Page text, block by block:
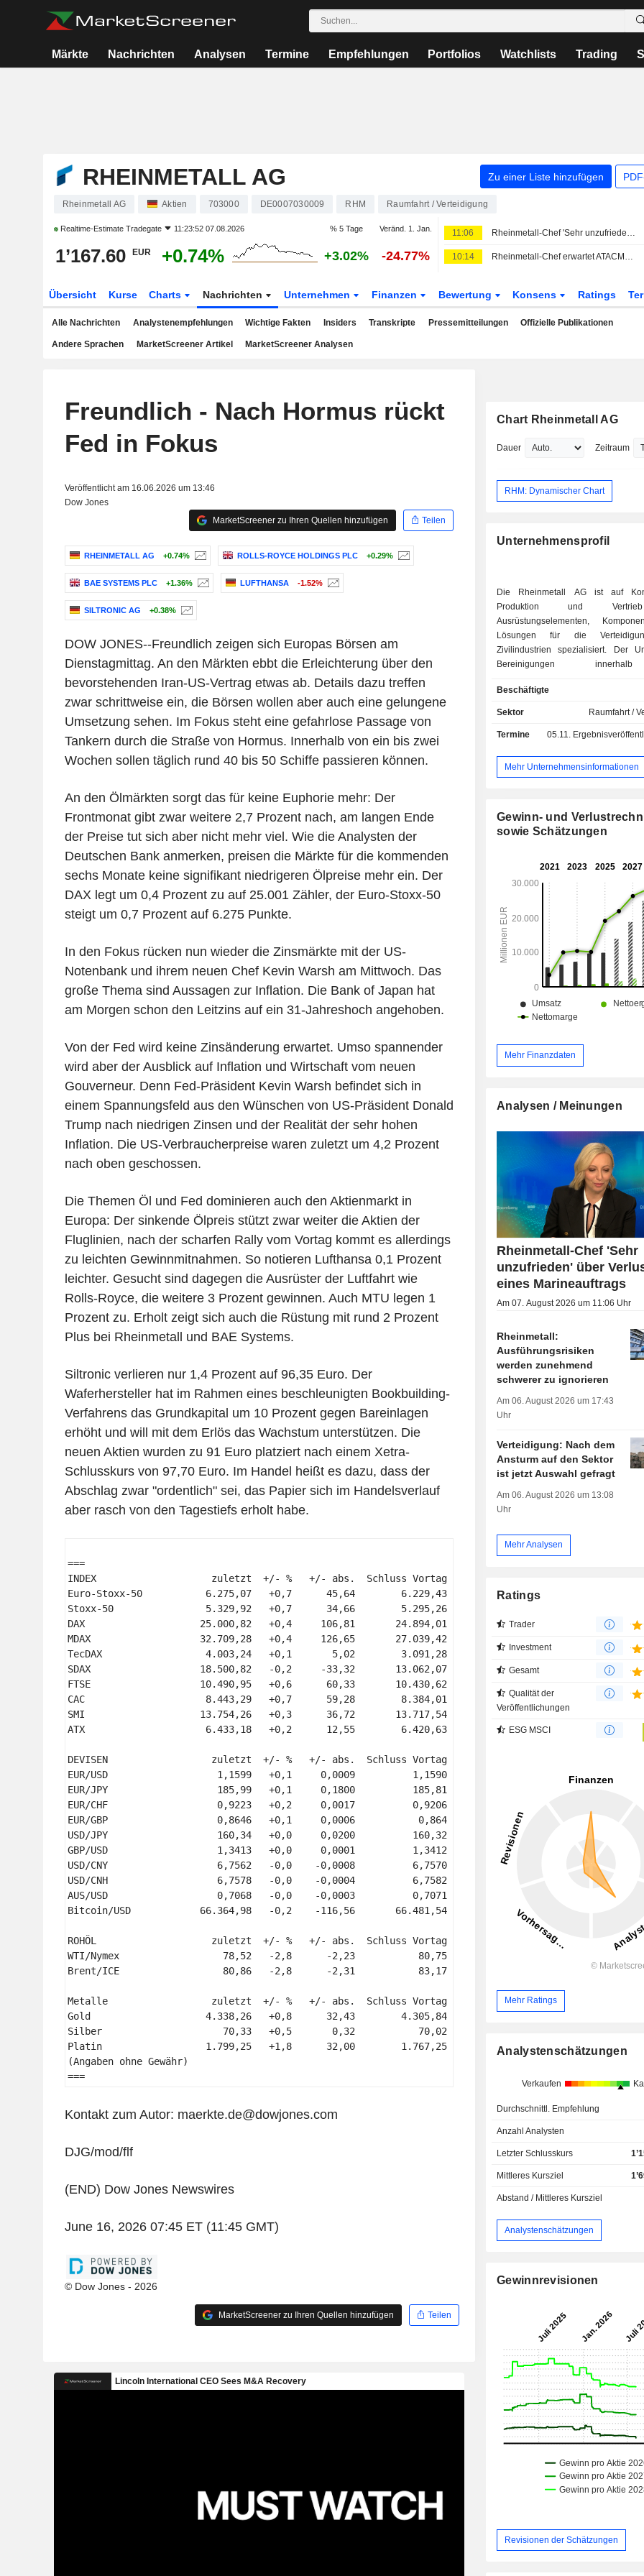
Märkte Nachrichten Analysen Termine Empfehlungen Portfolios Watchlists Trading
RHEINMETALL AG Zu einer Liste hinzufügen
Rheinmetall AG Aktien 703000 DE0007030009 RHM Raumfahrt / Verteidigung
Realtime-Estimate Tradegate 11:23:52 07.08.2026 % 5 Tage Veränd. 1. Jan.
1’167.60 EUR +0.74% +3.02% -24.77%
11:06 Rheinmetall-Chef 'Sehr unzufrieden' über Verlust eines Marineauftrags
10:14 Rheinmetall-Chef erwartet ATACMS-Erlöse ab 2028, Boxer-Deal bis Jahresende
Übersicht Kurse Charts Nachrichten Unternehmen Finanzen Bewertung Konsens Ratings
Alle Nachrichten Analystenempfehlungen Wichtige Fakten Insiders Transkripte Pressemitteilungen Offizielle Publikationen
Andere Sprachen MarketScreener Artikel MarketScreener Analysen
Freundlich - Nach Hormus rückt
Fed in Fokus
Veröffentlicht am 16.06.2026 um 13:46
Dow Jones
MarketScreener zu Ihren Quellen hinzufügen
Teilen
RHEINMETALL AG +0.74% ROLLS-ROYCE HOLDINGS PLC +0.29%
BAE SYSTEMS PLC +1.36% LUFTHANSA -1.52%
SILTRONIC AG +0.38%
DOW JONES--Freundlich zeigen sich Europas Börsen am
Dienstagmittag. An den Märkten ebbt die Erleichterung über den
bevorstehenden Iran-US-Vertrag etwas ab. Details dazu treffen
zwar schrittweise ein, die Börsen wollen aber auch eine gelungene
Umsetzung sehen. Im Fokus steht eine gefahrlose Passage von
Tankern durch die Straße von Hormus. Innerhalb von ein bis zwei
Wochen sollen täglich rund 40 bis 50 Schiffe passieren können.
An den Ölmärkten sorgt das für keine Euphorie mehr: Der
Frontmonat gibt zwar weitere 2,7 Prozent nach, am langen Ende
der Preise tut sich aber nicht mehr viel. Wie die Analysten der
Deutschen Bank anmerken, preisen die Märkte für die kommenden
sechs Monate keine signifikant niedrigeren Ölpreise mehr ein. Der
DAX legt um 0,4 Prozent zu auf 25.001 Zähler, der Euro-Stoxx-50
steigt um 0,7 Prozent auf 6.275 Punkte.
In den Fokus rücken nun wieder die Zinsmärkte mit der US-
Notenbank und ihrem neuen Chef Kevin Warsh am Mittwoch. Das
große Thema sind Aussagen zur Inflation. Die Bank of Japan hat
am Morgen schon den Leitzins auf ein 31-Jahreshoch angehoben.
Von der Fed wird keine Zinsänderung erwartet. Umso spannender
wird aber der Ausblick auf Inflation und Wirtschaft vom neuen
Gouverneur. Denn Fed-Präsident Kevin Warsh befindet sich in
einem Spannungsfeld aus den Wünschen von US-Präsident Donald
Trump nach niedrigen Zinsen und der Realität der sehr hohen
Inflation. Die US-Verbraucherpreise waren zuletzt um 4,2 Prozent
nach oben geschossen.
Die Themen Öl und Fed dominieren auch den Aktienmarkt in
Europa: Der sinkende Ölpreis stützt zwar weiter die Aktien der
Fluglinien, nach der scharfen Rally vom Vortag kommt es allerdings
zu leichten Gewinnmitnahmen. So notieren Lufthansa 0,1 Prozent
leichter. Gesucht sind dagegen die Ausrüster der Luftfahrt wie
Rolls-Royce, die weitere 3 Prozent gewinnen. Auch MTU legen 1
Prozent zu. Erholt zeigt sich auch die Rüstung mit rund 2 Prozent
Plus bei Rheinmetall und BAE Systems.
Siltronic verlieren nur 1,4 Prozent auf 96,35 Euro. Der
Waferhersteller hat im Rahmen eines beschleunigten Bookbuilding-
Verfahrens das Grundkapital um 10 Prozent gegen Bareinlagen
erhöht und will mit dem Erlös das Wachstum unterstützen. Die
neuen Aktien wurden zu 91 Euro platziert nach einem Xetra-
Schlusskurs von 97,70 Euro. Im Handel heißt es dazu, dass der
Abschlag zwar "ordentlich" sei, das Papier sich im Handelsverlauf
aber rasch von den Tagestiefs erholt habe.
===
INDEX                    zuletzt  +/- %   +/- abs.  Schluss Vortag      +/- % YTD
Euro-Stoxx-50           6.275,07   +0,7      45,64        6.229,43            8,4
Stoxx-50                5.329,92   +0,7      34,66        5.295,26            8,4
DAX                    25.000,82   +0,4     106,81       24.894,01            2,1
MDAX                   32.709,28   +0,4     126,65       27.039,42            6,8
TecDAX                  4.003,24   +0,1       5,02        3.091,28           10,5
SDAX                   18.500,82   -0,2     -33,32       13.062,07            7,7
FTSE                   10.490,95   +0,6      60,33       10.430,62            5,6
CAC                     8.443,29   +0,7      59,28        8.384,01            3,6
SMI                    13.754,26   +0,3      36,72       13.717,54            3,7
ATX                     6.433,18   +0,2      12,55        6.420,63           20,8
DEVISEN                  zuletzt  +/- %   +/- abs.  Schluss Vortag  Mo, 17:28 Uhr
EUR/USD                   1,1599   +0,1     0,0009          1,1590         1,1603
EUR/JPY                   185,99   +0,1     0,1800          185,81       185,8200
EUR/CHF                   0,9223   +0,2     0,0017          0,9206         0,9203
EUR/GBP                   0,8646   +0,1     0,0006           0,864         0,8634
USD/JPY                   160,34   +0,0     0,0200          160,32       160,1500
GBP/USD                   1,3413   +0,0     0,0001          1,3412         1,3435
USD/CNY                   6,7562   -0,0    -0,0008          6,7570         6,7570
USD/CNH                   6,7578   -0,0    -0,0004          6,7582         6,7583
AUS/USD                   0,7068   -0,0    -0,0003          0,7071         0,7083
Bitcoin/USD            66.364,98   -0,2    -116,56       66.481,54      66.647,97
ROHÖL                    zuletzt  +/- %   +/- abs.  Schluss Vortag
WTI/Nymex                  78,52   -2,8      -2,23           80,75
Brent/ICE                  80,86   -2,8      -2,31           83,17
Metalle                  zuletzt  +/- %   +/- abs.  Schluss Vortag
Gold                    4.338,26   +0,8      32,43        4.305,84
Silber                     70,33   +0,5       0,32           70,02
Platin                  1.799,25   +1,8      32,00        1.767,25
(Angaben ohne Gewähr)
===
Kontakt zum Autor: maerkte.de@dowjones.com
DJG/mod/flf
(END) Dow Jones Newswires
June 16, 2026 07:45 ET (11:45 GMT)
© Dow Jones - 2026
MarketScreener zu Ihren Quellen hinzufügen Teilen
Chart Rheinmetall AG
Dauer Zeitraum
RHM: Dynamischer Chart
Unternehmensprofil
Die Rheinmetall AG ist auf
Produktion und
Ausrüstungselementen,
Lösungen für die
Zivilindustrien spezialisiert. Der
Bereinigungen
Verkauf befindliche
folgt auf die verschiedenen
einsetzbare Rad- und
Unterstützungsfahrzeuge,
Spezialfahrzeuge); - Waffen- und
glattem Lauf, Artilleriesysteme,
Geschosse,
Vernetzungssysteme, Lösungen zum
Cyberspace,
Radarsysteme, Lösungen zur
Dokumentation, integrierte
Systeme, Drohnen und
zu Lande,
Simulationslösungen. Die geografische
Verteilung des Umsatzes sieht
Deutschland (38%), Europa (42,9%),
Südamerika (7,9%), Asien und
(5,1%) und Sonstige (6,1%).
Beschäftigte
Sektor Raumfahrt /
Termine 05.11.
Mehr Unternehmensinformationen
Gewinn- und
sowie Schätzungen
Mehr Finanzdaten
Analysen / Meinungen
Rheinmetall-Chef 'Sehr
unzufrieden' über
eines Marineauftrags
Am 07. August 2026 um 11:06 Uhr
Rheinmetall:
Ausführungsrisiken
werden zunehmend
schwerer zu ignorieren
Am 06. August 2026 um 17:43
Uhr
Verteidigung: Nach dem
Ansturm auf den Sektor
ist jetzt Auswahl gefragt
Am 06. August 2026 um 13:08
Uhr
Mehr Analysen
Ratings
Trader
Investment
Gesamt
Qualität der
Veröffentlichungen
ESG MSCI
Mehr Ratings
Analystenschätzungen
Verkaufen
Durchschnittl. Empfehlung
Anzahl Analysten
Letzter Schlusskurs
Mittleres Kursziel
Abstand / Mittleres Kursziel
Analystenschätzungen
Gewinnrevisionen
Revisionen der Schätzungen